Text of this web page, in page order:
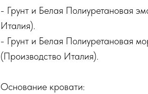
- Грунт и Белая Полиуретановая
Италия).
- Грунт и Белая Полиуретановая
(Производство Италия).
Основание кровати: